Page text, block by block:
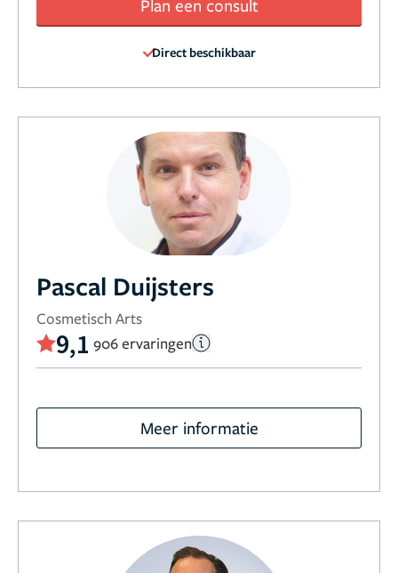
Plan een consult
Direct beschikbaar
Pascal Duijsters
Cosmetisch Arts
9,1 906 ervaringen
Meer informatie